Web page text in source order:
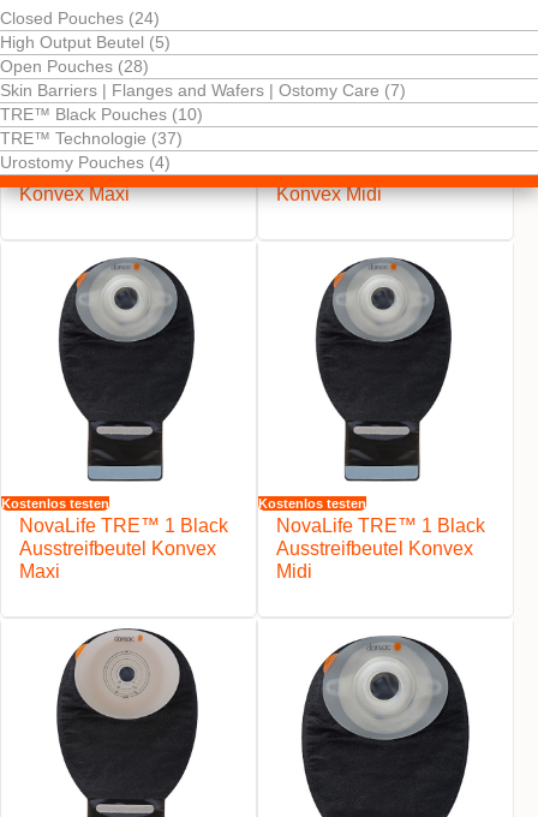
Closed Pouches (24)
High Output Beutel (5)
Open Pouches (28)
Skin Barriers | Flanges and Wafers | Ostomy Care (7)
TRE™ Black Pouches (10)
TRE™ Technologie (37)
Urostomy Pouches (4)
Kostenlos testen
NovaLife TRE™ 1 Black
Ausstreifbeutel Soft
Konvex Maxi
Kostenlos testen
NovaLife TRE™ 1 Black
Ausstreifbeutel Soft
Konvex Midi
Kostenlos testen
NovaLife TRE™ 1 Black
Ausstreifbeutel Konvex
Maxi
Kostenlos testen
NovaLife TRE™ 1 Black
Ausstreifbeutel Konvex
Midi